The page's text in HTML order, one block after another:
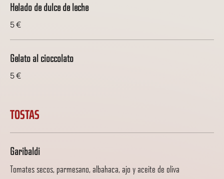
Helado de dulce de leche
5 €
Gelato al cioccolato
5 €
TOSTAS
Garibaldi
Tomates secos, parmesano, albahaca, ajo y aceite de oliva